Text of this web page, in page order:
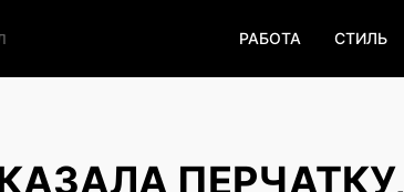
РАБОТА СТИЛЬ
ПЕРЧАТКУ,